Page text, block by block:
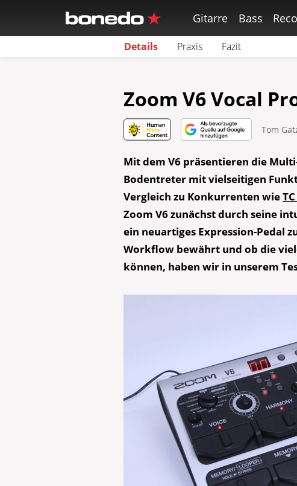
Gitarre Bass
Details Praxis Fazit
Zoom V6 Vocal
Tom
Mit dem V6 präsentieren die
Bodentreter mit vielseitigen
Vergleich zu Konkurrenten wie
Zoom V6 zunächst durch seine
ein neuartiges Expression-Pedal
Workflow bewährt und ob die
können, haben wir in unserem